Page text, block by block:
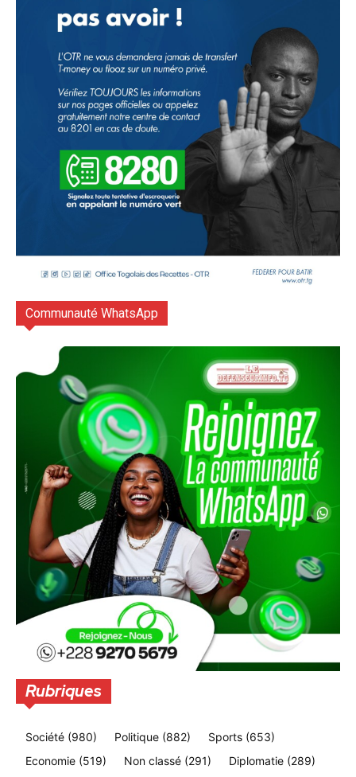
Communauté WhatsApp
Rubriques
Société (980) Politique (882) Sports (653)
Economie (519) Non classé (291) Diplomatie (289)